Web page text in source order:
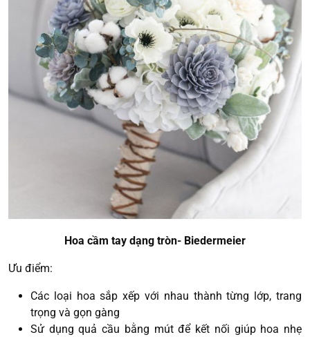
Hoa cầm tay dạng tròn- Biedermeier
Ưu điểm:
Các loại hoa sắp xếp với nhau thành từng lớp, trang
trọng và gọn gàng
Sử dụng quả cầu bằng mút để kết nối giúp hoa nhẹ